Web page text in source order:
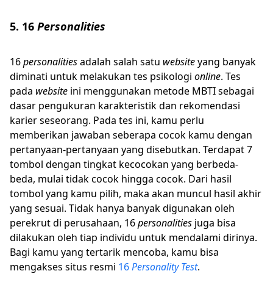
5. 16 Personalities
16personalitiesadalah salah satu websiteyang banyak
diminati untuk melakukan tes psikologi online. Tes
pada website ini menggunakan metode MBTI sebagai
dasar pengukuran karakteristik dan rekomendasi
karier seseorang. Pada tes ini, kamu perlu
memberikan jawaban seberapa cocok kamu dengan
pertanyaan-pertanyaan yang disebutkan. Terdapat 7
tombol dengan tingkat kecocokan yang berbeda-
beda, mulai tidak cocok hingga cocok. Dari hasil
tombol yang kamu pilih, maka akan muncul hasil akhir
yang sesuai. Tidak hanya banyak digunakan oleh
perekrut di perusahaan, 16personalities juga bisa
dilakukan oleh tiap individu untuk mendalami dirinya.
Bagi kamu yang tertarik mencoba, kamu bisa
mengakses situs resmi 16Personality Test.